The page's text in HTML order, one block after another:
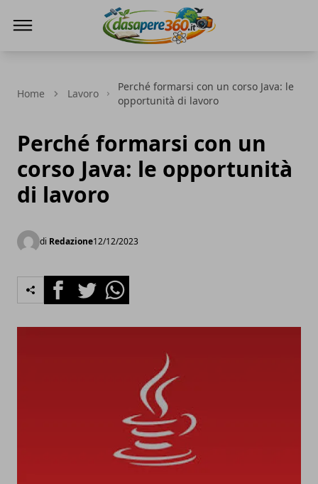
Home Lavoro
Perché formarsi con un corso Java: le
opportunità di lavoro
Perché formarsi con un
corso Java: le opportunità
di lavoro
di Redazione12/12/2023
FacebookTwitterWhatsapp